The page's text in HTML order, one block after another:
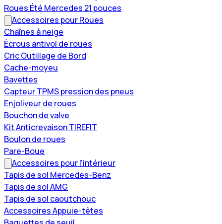
Roues Été Mercedes 21 pouces
Accessoires pour Roues
Chaînes à neige
Écrous antivol de roues
Cric Outillage de Bord
Cache-moyeu
Bavettes
Capteur TPMS pression des pneus
Enjoliveur de roues
Bouchon de valve
Kit Anticrevaison TIREFIT
Boulon de roues
Pare-Boue
Accessoires pour l'intérieur
Tapis de sol Mercedes-Benz
Tapis de sol AMG
Tapis de sol caoutchouc
Accessoires Appuie-têtes